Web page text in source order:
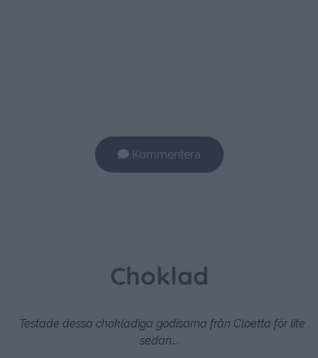
Kommentera
Choklad
Testade dessa chokladiga godisarna från Cloetta för lite
sedan….